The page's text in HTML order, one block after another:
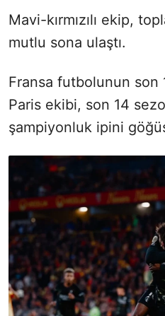
Mavi-kırmızılı ekip,
mutlu sona ulaştı.
Fransa futbolunun son
Paris ekibi, son 14
şampiyonluk ipini